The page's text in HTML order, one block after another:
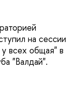
на сессии
всех общая" в
"Валдай".